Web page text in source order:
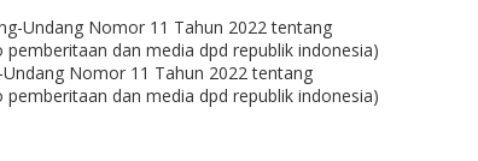
Nomor 11 Tahun 2022 tentang
dan media dpd republik indonesia)